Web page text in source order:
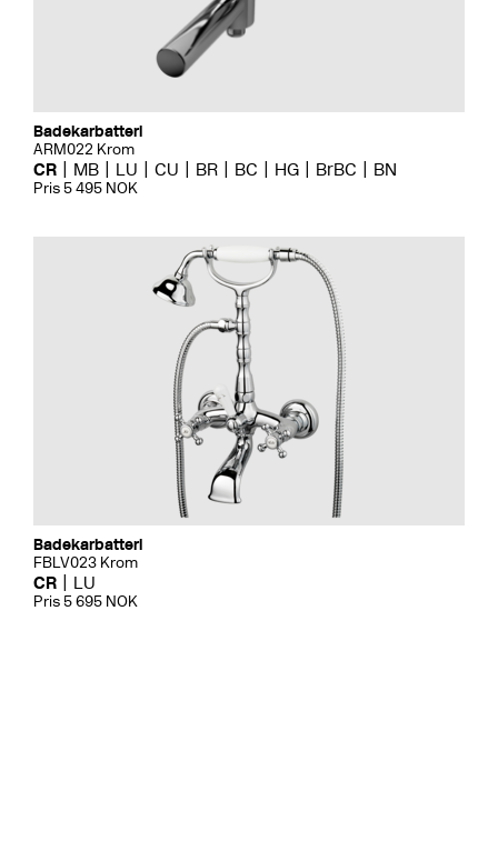
Badekarbatteri
ARM022 Krom
CR MB LU CU BR BC HG BrBC BN
Pris 5 495 NOK
Badekarbatteri
FBLV023 Krom
CR LU
Pris 5 695 NOK